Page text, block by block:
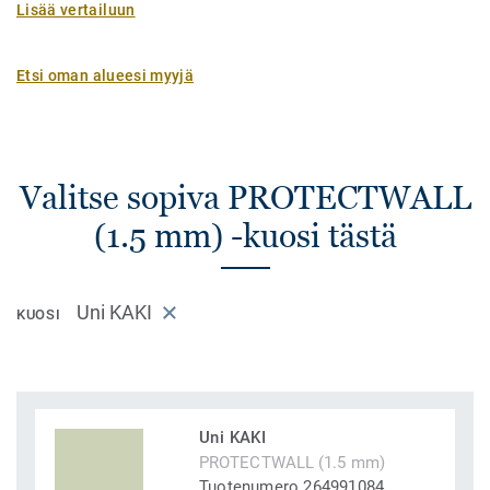
Lisää vertailuun
Etsi oman alueesi myyjä
Valitse sopiva PROTECTWALL
(1.5 mm) -kuosi tästä
KUOSI Uni KAKI
Uni KAKI
PROTECTWALL (1.5 mm)